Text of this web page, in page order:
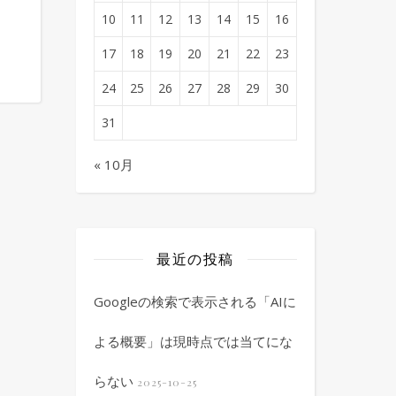
10 11 12 13 14 15 16
17 18 19 20 21 22 23
24 25 26 27 28 29 30
31
« 10月
最近の投稿
Googleの検索で表示される「AIに
よる概要」は現時点では当てにな
らない 2025-10-25